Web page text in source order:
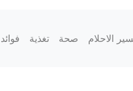
الاحلام صحة تغذية فوائد